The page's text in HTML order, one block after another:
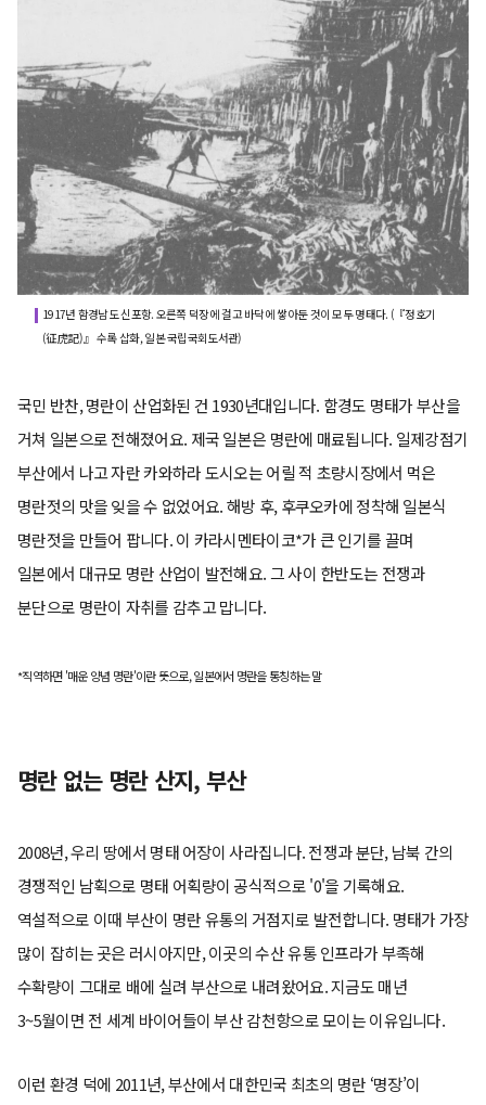
1917년 함경남도 신포항. 오른쪽 덕장에 걸고 바닥에 쌓아둔 것이 모두 명태다. (『정호기
(征虎記)』 수록 삽화, 일본 국립국회도서관)
국민 반찬, 명란이 산업화된 건 1930년대입니다. 함경도 명태가 부산을
거쳐 일본으로 전해졌어요. 제국 일본은 명란에 매료됩니다. 일제강점기
부산에서 나고 자란 카와하라 도시오는 어릴 적 초량시장에서 먹은
명란젓의 맛을 잊을 수 없었어요. 해방 후, 후쿠오카에 정착해 일본식
명란젓을 만들어 팝니다. 이 카라시멘타이코*가 큰 인기를 끌며
일본에서 대규모 명란 산업이 발전해요. 그 사이 한반도는 전쟁과
분단으로 명란이 자취를 감추고 맙니다.
*직역하면 '매운 양념 명란'이란 뜻으로, 일본에서 명란을 통칭하는 말
명란 없는 명란 산지, 부산
2008년, 우리 땅에서 명태 어장이 사라집니다. 전쟁과 분단, 남북 간의
경쟁적인 남획으로 명태 어획량이 공식적으로 '0'을 기록해요.
역설적으로 이때 부산이 명란 유통의 거점지로 발전합니다. 명태가 가장
많이 잡히는 곳은 러시아지만, 이곳의 수산 유통 인프라가 부족해
수확량이 그대로 배에 실려 부산으로 내려왔어요. 지금도 매년
3~5월이면 전 세계 바이어들이 부산 감천항으로 모이는 이유입니다.
이런 환경 덕에 2011년, 부산에서 대한민국 최초의 명란 ‘명장’이